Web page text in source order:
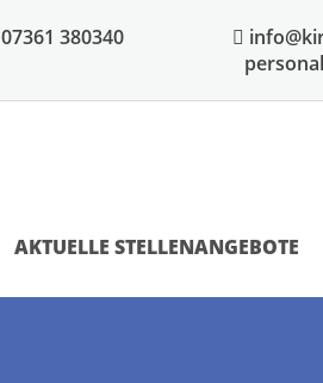
07361 380340
AKTUELLE STELLENANGEBOTE